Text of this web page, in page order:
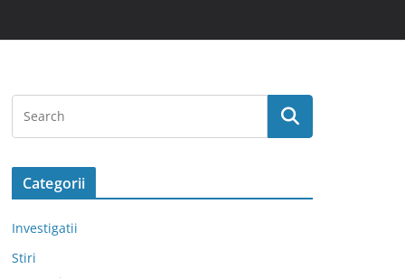
Categorii
Investigatii
Stiri